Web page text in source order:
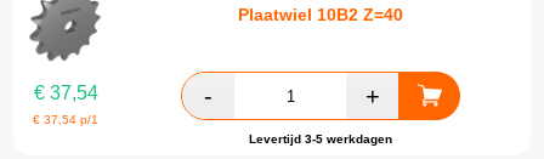
Plaatwiel 10B2 Z=40
€37,54
€37,54 p/1
Levertijd 3-5 werkdagen